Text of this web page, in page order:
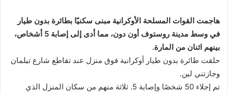
هاجمت القوات المسلحة الأوكرانية مبنى سكنيًا بطائرة بدون طيار
في وسط مدينة روستوف أون دون، مما أدى إلى إصابة 5 أشخاص،
بينهم اثنان من المارة.
حلقت طائرة بدون طيار أوكرانية فوق منزل عند تقاطع شارع تيلمان
وجازتني لين.
تم إجلاء 50 شخصًا وإصابة 5. ثلاثة منهم من سكان المنزل الذي